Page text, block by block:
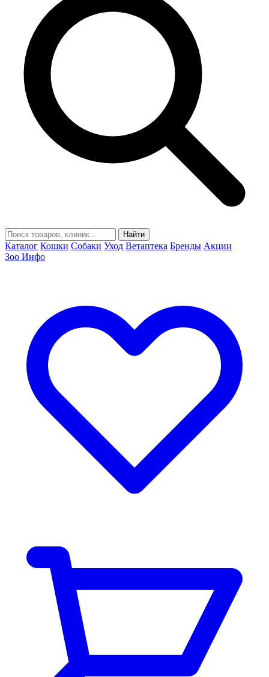
Найти
Каталог Кошки Собаки Уход Ветаптека Бренды Акции
Зоо Инфо